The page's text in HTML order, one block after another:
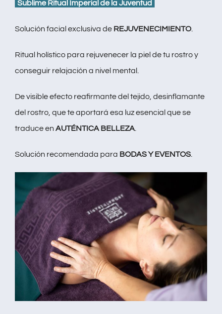
Sublime Ritual Imperial de la Juventud
Solución facial exclusiva de REJUVENECIMIENTO
Ritual holístico para rejuvenecer la piel de tu rostro y
conseguir relajación a nivel mental.
De visible efecto reafirmante del tejido, desinflamante
del rostro, que te aportará esa luz esencial que se
traduce en AUTÉNTICA BELLEZA
Solución recomendada para BODAS Y EVENTOS